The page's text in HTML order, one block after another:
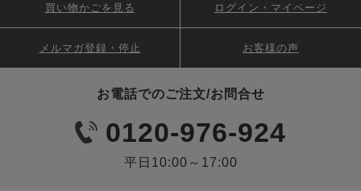
お電話でのご注文/お問合せ
0120-976-924
平日10:00～17:00
買い物かごを見る ログイン・マイページ
メルマガ登録・停止 お客様の声